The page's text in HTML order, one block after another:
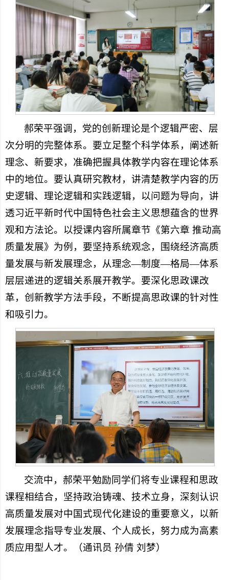
郝荣平强调，党的创新理论是个逻辑严密、层
次分明的完整体系。要立足整个科学体系，阐述新
理念、新要求，准确把握具体教学内容在理论体系
中的地位。要认真研究教材，讲清楚教学内容的历
史逻辑、理论逻辑和实践逻辑，以问题为导向，讲
透习近平新时代中国特色社会主义思想蕴含的世界
观和方法论。以授课内容所属章节《第六章 推动高
质量发展》为例，要坚持系统观念，围绕经济高质
量发展与新发展理念，从理念—制度—格局—体系
层层递进的逻辑关系展开教学。要深化思政课改
革，创新教学方法手段，不断提高思政课的针对性
和吸引力。
交流中，郝荣平勉励同学们将专业课程和思政
课程相结合，坚持政治铸魂、技术立身，深刻认识
高质量发展对中国式现代化建设的重要意义，以新
发展理念指导专业发展、个人成长，努力成为高素
质应用型人才。（通讯员 孙倩 刘梦）